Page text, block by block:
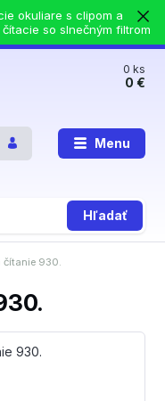
okuliare s clipom a
so slnečným filtrom
Menu
Hľadať
0ks
0 €
čítanie 930.